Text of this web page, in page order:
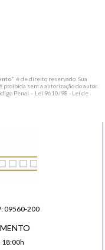
" é de direito reservado. Sua
sem a autorização do autor.
Penal – Lei 9610/98 - Lei de
09560-200
18:00h